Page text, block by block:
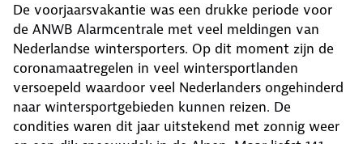
De voorjaarsvakantie was een drukke periode voor
de ANWB Alarmcentrale met veel meldingen van
Nederlandse wintersporters. Op dit moment zijn de
coronamaatregelen in veel wintersportlanden
versoepeld waardoor veel Nederlanders ongehinderd
naar wintersportgebieden kunnen reizen. De
condities waren dit jaar uitstekend met zonnig weer